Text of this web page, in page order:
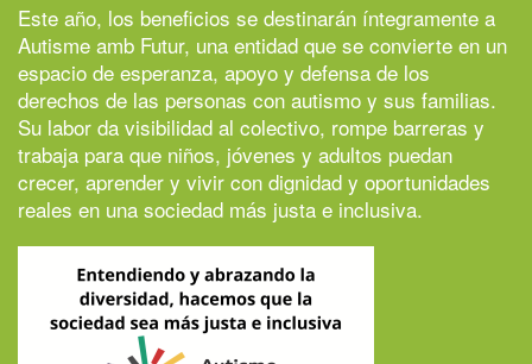
Este año, los beneficios se destinarán íntegramente a
Autisme amb Futur, una entidad que se convierte en un
espacio de esperanza, apoyo y defensa de los
derechos de las personas con autismo y sus familias.
Su labor da visibilidad al colectivo, rompe barreras y
trabaja para que niños, jóvenes y adultos puedan
crecer, aprender y vivir con dignidad y oportunidades
reales en una sociedad más justa e inclusiva.